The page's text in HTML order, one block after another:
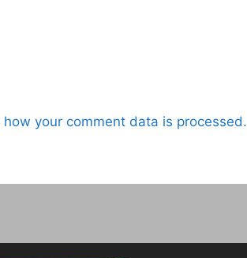
how your comment data is processed.